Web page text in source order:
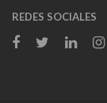
REDES SOCIALES